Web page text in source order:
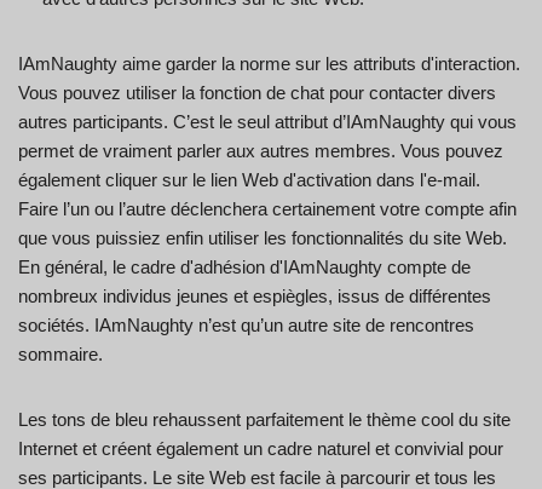
IAmNaughty aime garder la norme sur les attributs d'interaction.
Vous pouvez utiliser la fonction de chat pour contacter divers
autres participants. C’est le seul attribut d’IAmNaughty qui vous
permet de vraiment parler aux autres membres. Vous pouvez
également cliquer sur le lien Web d'activation dans l'e-mail.
Faire l’un ou l’autre déclenchera certainement votre compte afin
que vous puissiez enfin utiliser les fonctionnalités du site Web.
En général, le cadre d'adhésion d'IAmNaughty compte de
nombreux individus jeunes et espiègles, issus de différentes
sociétés. IAmNaughty n’est qu’un autre site de rencontres
sommaire.
Les tons de bleu rehaussent parfaitement le thème cool du site
Internet et créent également un cadre naturel et convivial pour
ses participants. Le site Web est facile à parcourir et tous les